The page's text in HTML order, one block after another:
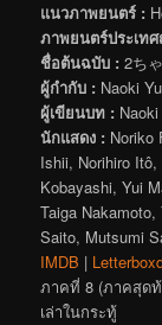
แนวภาพยนตร์ :
ภาพยนตร์ประเท
ชื่อต้นฉบับ : 2ち
ผู้กำกับ : Naoki
ผู้เขียนบท :
นักแสดง : Noriko
Ishii, Norihiro
Kobayashi, Yui
Taiga
Saito, Mutsumi
IMDB |
ภาคที่ 8 (ภาคสุดท้
เล่าในกระทู้